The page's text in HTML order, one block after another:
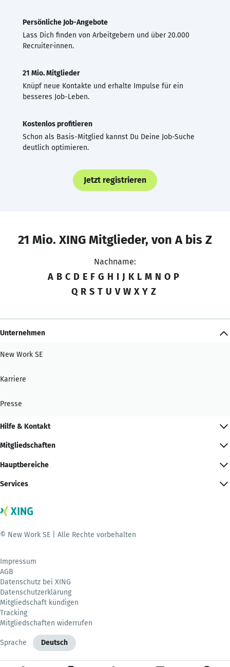
Persönliche Job-Angebote
Lass Dich finden von Arbeitgebern und über 20.000
Recruiter·innen.
21 Mio. Mitglieder
Knüpf neue Kontakte und erhalte Impulse für ein
besseres Job-Leben.
Kostenlos profitieren
Schon als Basis-Mitglied kannst Du Deine Job-Suche
deutlich optimieren.
Jetzt registrieren
21 Mio. XING Mitglieder, von A bis Z
Nachname:
A B C D E F G H I J K L M N O P
Q R S T U V W X Y Z
Unternehmen
New Work SE
Karriere
Presse
Hilfe & Kontakt
Mitgliedschaften
Hauptbereiche
Services
© New Work SE | Alle Rechte vorbehalten
Impressum
AGB
Datenschutz bei XING
Datenschutzerklärung
Mitgliedschaft kündigen
Tracking
Mitgliedschaften widerrufen
Sprache Deutsch